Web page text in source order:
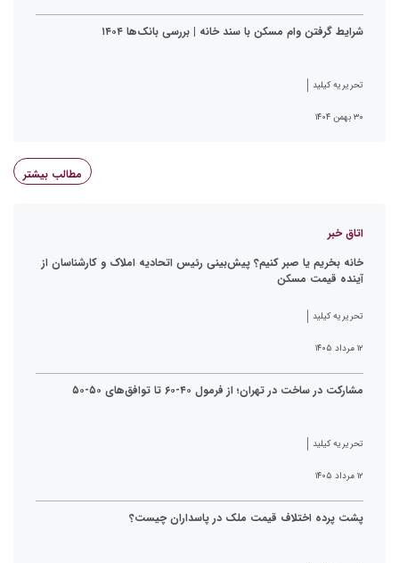
شرایط گرفتن وام مسکن با سند خانه | بررسی بانک‌ها ۱۴۰۴
تحریریه کیلید
۳۰ بهمن ۱۴۰۴
مطالب بیشتر
اتاق خبر
خانه بخریم یا صبر کنیم؟ پیش‌بینی رئیس اتحادیه املاک و کارشناسان از
آینده قیمت مسکن
تحریریه کیلید
۱۲ مرداد ۱۴۰۵
مشارکت در ساخت در تهران؛ از فرمول ۴۰-۶۰ تا توافق‌های ۵۰-۵۰
تحریریه کیلید
۱۲ مرداد ۱۴۰۵
پشت پرده اختلاف قیمت ملک در پاسداران چیست؟